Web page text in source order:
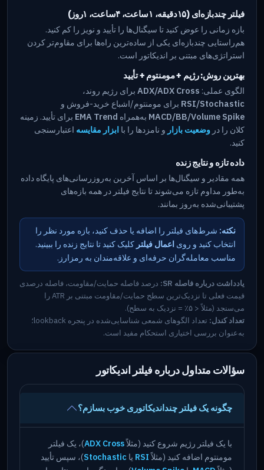
فیلتر چندبازه‌ای (۱۵دقیقه، ۱ساعت، ۴ساعت، ۱روز)
بازه زمانی را عوض کنید تا سیگنال‌ها را تأیید و نویز را کم کنید.
هم‌راستایی چندبازه‌ای یکی از ساده‌ترین راه‌ها برای مقاوم‌تر کردن
استراتژی‌های مبتنی بر اندیکاتور است.
بهترین روش: رژیم + مومنتوم + تأیید
الگوی عملی: ADX/ADX Cross برای رژیم روند،
RSI/Stochastic برای مومنتوم/اشباع خرید-فروش و
MACD/BB/Volume Spike به‌همراه EMA Trend برای تأیید. زمینه
کلان را در وضعیت بازار و نامزدها را با ابزار مقایسه اعتبارسنجی
کنید.
داده تازه و نتایج زنده
همه مقادیر و سیگنال‌ها بر اساس آخرین به‌روزرسانی‌های پایگاه داده
به‌طور مداوم تازه می‌شوند تا نتایج فیلتر در همه بازه‌های
پشتیبانی‌شده به‌روز بمانند.
نکته: شرط‌های فیلتر را اضافه یا حذف کنید، بازه مورد نظر را
انتخاب کنید و روی اعمال فیلتر کلیک کنید تا نتایج زنده را ببینید.
مناسب معامله‌گران حرفه‌ای و علاقه‌مندان به رمزارز.
یادداشت درباره فاصله SR:
درصد فاصله حمایت/مقاومت، فاصله درصدی
قیمت فعلی تا نزدیک‌ترین سطح حمایت/مقاومت مبتنی بر ATR را
می‌سنجد (مثلاً < ۵٪ = نزدیک به سطح).
تعداد کندل:
تعداد الگوهای شمعی شناسایی‌شده در پنجره lookback؛
به‌عنوان بررسی اختیاری استحکام مفید است.
سؤالات متداول درباره فیلتر اندیکاتور
چگونه یک فیلتر چنداندیکاتوری خوب بسازم؟
با یک فیلتر رژیم شروع کنید (مثلاًADX Cross)، یک فیلتر
مومنتوم اضافه کنید (مثلاًRSI یا Stochastic)، سپس تأیید